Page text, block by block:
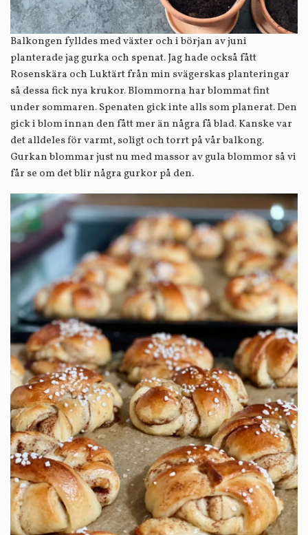
Balkongen fylldes med växter och i början av juni
planterade jag gurka och spenat. Jag hade också fått
Rosenskära och Luktärt från min svägerskas planteringar
så dessa fick nya krukor. Blommorna har blommat fint
under sommaren. Spenaten gick inte alls som planerat. Den
gick i blom innan den fått mer än några få blad. Kanske var
det alldeles för varmt, soligt och torrt på vår balkong.
Gurkan blommar just nu med massor av gula blommor så vi
får se om det blir några gurkor på den.